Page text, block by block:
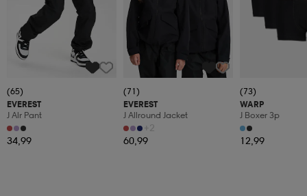
(65)
EVEREST
J Alr Pant
34,99
(71)
EVEREST
J Allround Jacket
+2
60,99
(73)
WARP
J Boxer 3p
12,99